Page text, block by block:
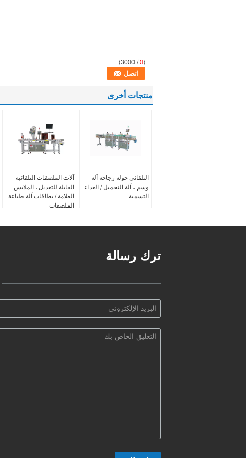
(
0
/ 3000)
منتجات أخرى
آلات الملصقات التلقائية
القابلة للتعديل ، الملابس
العلامة / بطاقات آلة طباعة
الملصقات
التلقائي جولة زجاجة آلة
وسم ، آلة التجميل / الغذاء
التسمية
ترك رسالة